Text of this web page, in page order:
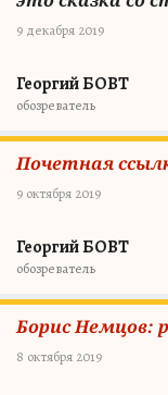
9 декабря 2019
Георгий БОВТ
обозреватель
Почетная
9 октября 2019
Георгий БОВТ
обозреватель
Борис Немцов:
8 октября 2019